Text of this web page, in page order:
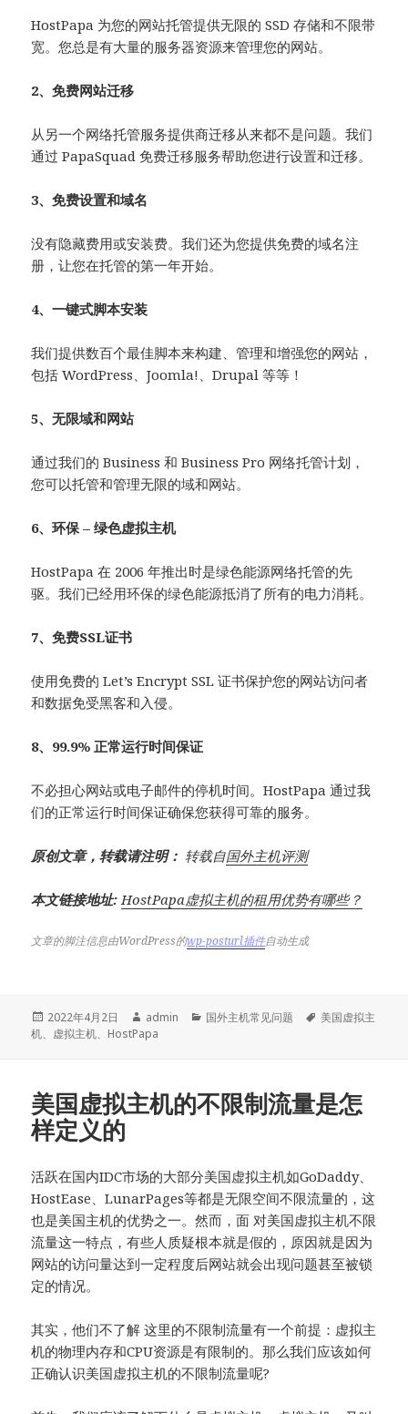
HostPapa 为您的网站托管提供无限的 SSD 存储和不限带
宽。您总是有大量的服务器资源来管理您的网站。
2、免费网站迁移
从另一个网络托管服务提供商迁移从来都不是问题。我们
通过 PapaSquad 免费迁移服务帮助您进行设置和迁移。
3、免费设置和域名
没有隐藏费用或安装费。我们还为您提供免费的域名注
册，让您在托管的第一年开始。
4、一键式脚本安装
我们提供数百个最佳脚本来构建、管理和增强您的网站，
包括 WordPress、Joomla!、Drupal 等等！
5、无限域和网站
通过我们的 Business 和 Business Pro 网络托管计划，
您可以托管和管理无限的域和网站。
6、环保 – 绿色虚拟主机
HostPapa 在 2006 年推出时是绿色能源网络托管的先
驱。我们已经用环保的绿色能源抵消了所有的电力消耗。
7、免费SSL证书
使用免费的 Let’s Encrypt SSL 证书保护您的网站访问者
和数据免受黑客和入侵。
8、99.9% 正常运行时间保证
不必担心网站或电子邮件的停机时间。HostPapa 通过我
们的正常运行时间保证确保您获得可靠的服务。
原创文章，转载请注明： 转载自国外主机评测
本文链接地址: HostPapa虚拟主机的租用优势有哪些？
文章的脚注信息由WordPress的wp-posturl插件自动生成
发
布
2022年4月2日
作
者
admin
分
国外主机常见问题
标
美国虚拟主
机、 虚拟主机、 HostPapa
美国虚拟主机的不限制流量是怎
样定义的
活跃在国内IDC市场的大部分美国虚拟主机如GoDaddy、
HostEase、LunarPages等都是无限空间不限流量的，这
也是美国主机的优势之一。然而，面 对美国虚拟主机不限
流量这一特点，有些人质疑根本就是假的，原因就是因为
网站的访问量达到一定程度后网站就会出现问题甚至被锁
定的情况。
其实，他们不了解 这里的不限制流量有一个前提：虚拟主
机的物理内存和CPU资源是有限制的。那么我们应该如何
正确认识美国虚拟主机的不限制流量呢?